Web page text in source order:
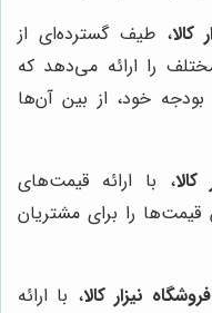
کالا، طیف گسترده‌ای از
را ارائه می‌دهد که
بودجه خود، از بین آن‌ها
، با ارائه قیمت‌های
قیمت‌ها را برای مشتریان
فروشگاه نیزار کالا، با ارائه